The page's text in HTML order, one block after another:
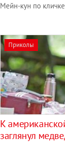
Мейн-кун по
Приколы
К
заглянул